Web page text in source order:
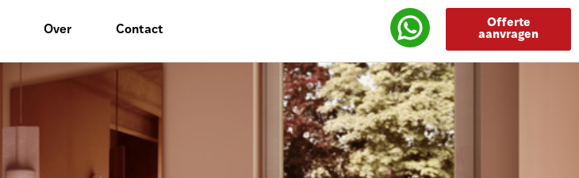
Over Contact
Offerte
aanvragen